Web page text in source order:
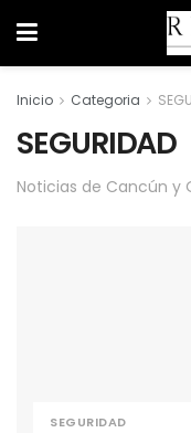
Inicio Categoria
SEGURIDAD
Noticias de Cancún y
SEGURIDAD